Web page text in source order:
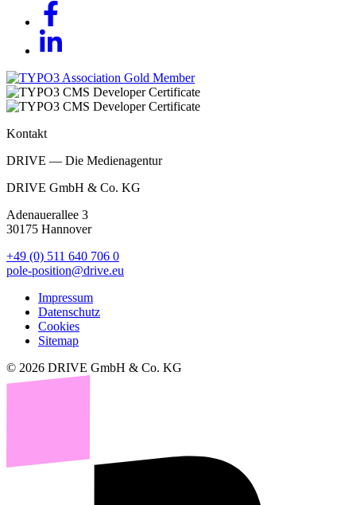
Kontakt
DRIVE — Die Medienagentur
DRIVE GmbH & Co. KG
Adenauerallee 3
30175 Hannover
+49 (0) 511 640 706 0
pole-position@drive.eu
Impressum
Datenschutz
Cookies
Sitemap
© 2026 DRIVE GmbH & Co. KG